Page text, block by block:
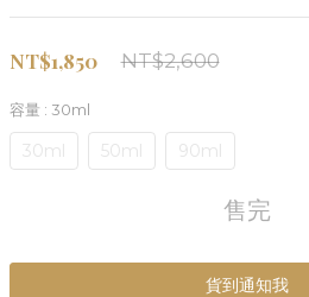
NT$2,600
NT$1,850
容量 : 30ml
30ml 50ml 90ml
售完
貨到通知我